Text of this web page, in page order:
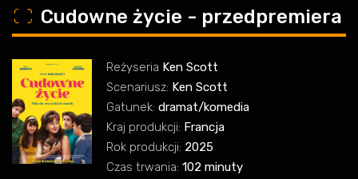
o Cudowne życie - przedpremiera
Reżyseria Ken Scott
Scenariusz: Ken Scott
Gatunek: dramat/komedia
Kraj produkcji: Francja
Rok produkcji: 2025
Czas trwania: 102 minuty